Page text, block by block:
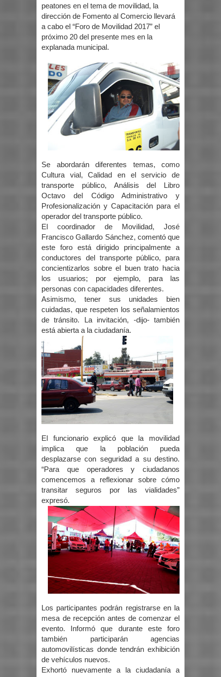
peatones en el tema de movilidad, la
dirección de Fomento al Comercio llevará
a cabo el “Foro de Movilidad 2017” el
próximo 20 del presente mes en la
explanada municipal.
Se abordarán diferentes temas, como
Cultura vial, Calidad en el servicio de
transporte público, Análisis del Libro
Octavo del Código Administrativo y
Profesionalización y Capacitación para el
operador del transporte público.
El coordinador de Movilidad, José
Francisco Gallardo Sánchez, comentó que
este foro está dirigido principalmente a
conductores del transporte público, para
concientizarlos sobre el buen trato hacia
los usuarios; por ejemplo, para las
personas con capacidades diferentes.
Asimismo, tener sus unidades bien
cuidadas, que respeten los señalamientos
de tránsito. La invitación, -dijo- también
está abierta a la ciudadanía.
El funcionario explicó que la movilidad
implica que la población pueda
desplazarse con seguridad a su destino.
“Para que operadores y ciudadanos
comencemos a reflexionar sobre cómo
transitar seguros por las vialidades”
expresó.
Los participantes podrán registrarse en la
mesa de recepción antes de comenzar el
evento. Informó que durante este foro
también participarán agencias
automovilísticas donde tendrán exhibición
de vehículos nuevos.
Exhortó nuevamente a la ciudadanía a